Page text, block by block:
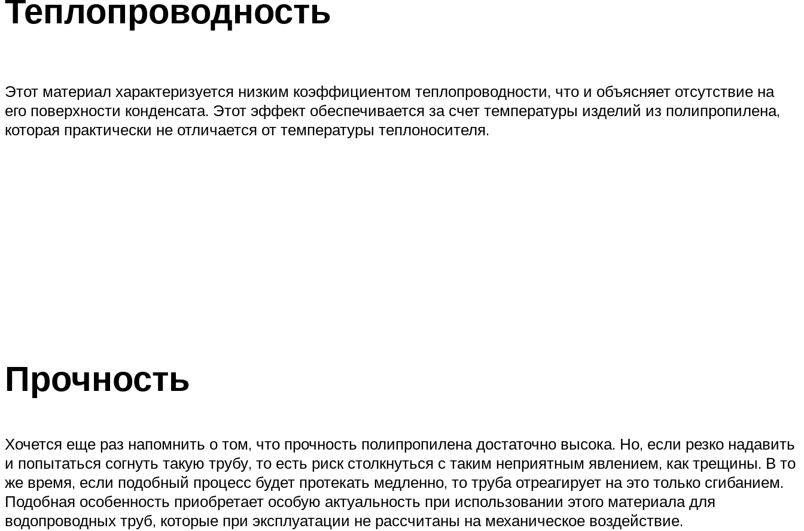
Теплопроводность
Этот материал характеризуется низким коэффициентом теплопроводности, что и объясняет отсутствие на
его поверхности конденсата. Этот эффект обеспечивается за счет температуры изделий из полипропилена,
которая практически не отличается от температуры теплоносителя.
Прочность
Хочется еще раз напомнить о том, что прочность полипропилена достаточно высока. Но, если резко надавить
и попытаться согнуть такую трубу, то есть риск столкнуться с таким неприятным явлением, как трещины. В то
же время, если подобный процесс будет протекать медленно, то труба отреагирует на это только сгибанием.
Подобная особенность приобретает особую актуальность при использовании этого материала для
водопроводных труб, которые при эксплуатации не рассчитаны на механическое воздействие.